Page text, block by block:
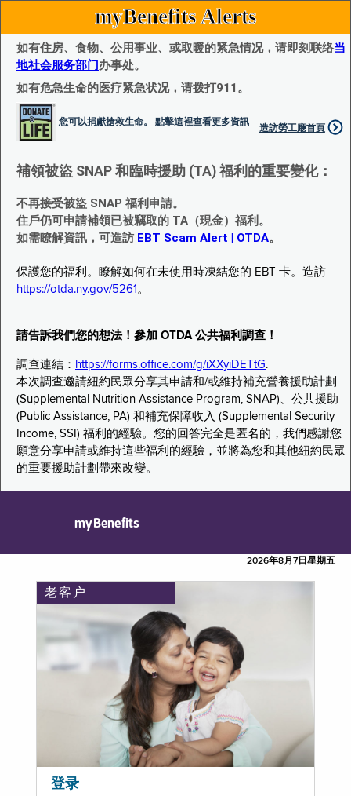
myBenefits Alerts
如有住房、食物、公用事业、或取暖的紧急情况，请即刻联络当
地社会服务部门办事处。
如有危急生命的医疗紧急状况，请拨打911。
您可以捐獻搶救生命。 點擊這裡查看更多資訊
造訪勞工廰首頁
補領被盜 SNAP 和臨時援助 (TA) 福利的重要變化：
不再接受被盜 SNAP 福利申請。
住戶仍可申請補領已被竊取的 TA（現金）福利。
如需瞭解資訊，可造訪 EBT Scam Alert | OTDA。
保護您的福利。瞭解如何在未使用時凍結您的 EBT 卡。造訪
https://otda.ny.gov/5261 。
請告訴我們您的想法！參加 OTDA 公共福利調查！
調查連結： https://forms.office.com/g/iXXyiDETtG.
本次調查邀請紐約民眾分享其申請和/或維持補充營養援助計劃
(Supplemental Nutrition Assistance Program, SNAP)、公共援助
(Public Assistance, PA) 和補充保障收入 (Supplemental Security
Income, SSI) 福利的經驗。您的回答完全是匿名的，我們感謝您
願意分享申請或維持這些福利的經驗，並將為您和其他紐約民眾
的重要援助計劃帶來改變。
myBenefits
2026年8月7日星期五
老客户
登录